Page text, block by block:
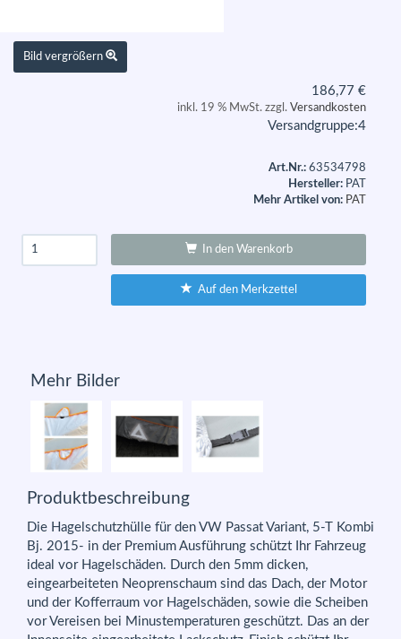
Bild vergrößern
186,77 €
inkl. 19 % MwSt. zzgl. Versandkosten
Versandgruppe:4
Art.Nr.: 63534798
Hersteller: PAT
Mehr Artikel von: PAT
In den Warenkorb
Auf den Merkzettel
Mehr Bilder
Produktbeschreibung
Die Hagelschutzhülle für den VW Passat Variant, 5-T Kombi
Bj. 2015- in der Premium Ausführung schützt Ihr Fahrzeug
ideal vor Hagelschäden. Durch den 5mm dicken,
eingearbeiteten Neoprenschaum sind das Dach, der Motor
und der Kofferraum vor Hagelschäden, sowie die Scheiben
vor Vereisen bei Minustemperaturen geschützt. Das an der